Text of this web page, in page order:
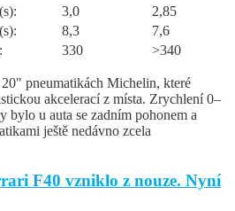
3,0
2,85
8,3
7,6
330 >340
pneumatikách Michelin, které
akcelerací z místa. Zrychlení 0–
bylo u auta se zadním pohonem a
ještě nedávno zcela
F40 vzniklo z nouze. Nyní